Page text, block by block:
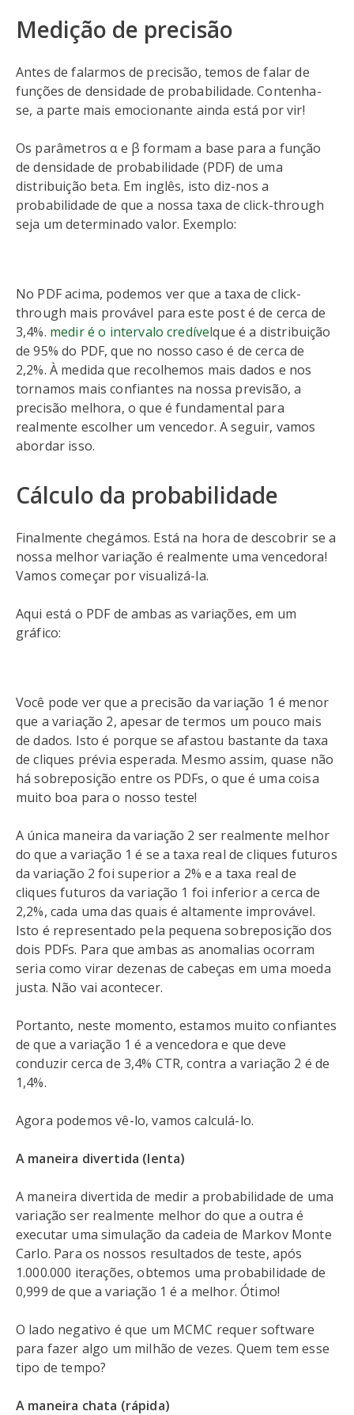
Medição de precisão
Antes de falarmos de precisão, temos de falar de
funções de densidade de probabilidade. Contenha-
se, a parte mais emocionante ainda está por vir!
Os parâmetros α e β formam a base para a função
de densidade de probabilidade (PDF) de uma
distribuição beta. Em inglês, isto diz-nos a
probabilidade de que a nossa taxa de click-through
seja um determinado valor. Exemplo:
No PDF acima, podemos ver que a taxa de click-
through mais provável para este post é de cerca de
3,4%. medir é o intervalo credívelque é a distribuição
de 95% do PDF, que no nosso caso é de cerca de
2,2%. À medida que recolhemos mais dados e nos
tornamos mais confiantes na nossa previsão, a
precisão melhora, o que é fundamental para
realmente escolher um vencedor. A seguir, vamos
abordar isso.
Cálculo da probabilidade
Finalmente chegámos. Está na hora de descobrir se a
nossa melhor variação é realmente uma vencedora!
Vamos começar por visualizá-la.
Aqui está o PDF de ambas as variações, em um
gráfico:
Você pode ver que a precisão da variação 1 é menor
que a variação 2, apesar de termos um pouco mais
de dados. Isto é porque se afastou bastante da taxa
de cliques prévia esperada. Mesmo assim, quase não
há sobreposição entre os PDFs, o que é uma coisa
muito boa para o nosso teste!
A única maneira da variação 2 ser realmente melhor
do que a variação 1 é se a taxa real de cliques futuros
da variação 2 foi superior a 2% e a taxa real de
cliques futuros da variação 1 foi inferior a cerca de
2,2%, cada uma das quais é altamente improvável.
Isto é representado pela pequena sobreposição dos
dois PDFs. Para que ambas as anomalias ocorram
seria como virar dezenas de cabeças em uma moeda
justa. Não vai acontecer.
Portanto, neste momento, estamos muito confiantes
de que a variação 1 é a vencedora e que deve
conduzir cerca de 3,4% CTR, contra a variação 2 é de
1,4%.
Agora podemos vê-lo, vamos calculá-lo.
A maneira divertida (lenta)
A maneira divertida de medir a probabilidade de uma
variação ser realmente melhor do que a outra é
executar uma simulação da cadeia de Markov Monte
Carlo. Para os nossos resultados de teste, após
1.000.000 iterações, obtemos uma probabilidade de
0,999 de que a variação 1 é a melhor. Ótimo!
O lado negativo é que um MCMC requer software
para fazer algo um milhão de vezes. Quem tem esse
tipo de tempo?
A maneira chata (rápida)